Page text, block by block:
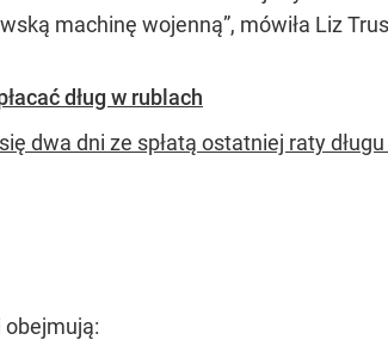
machinę wojenną”, mówiła Liz
dług w rublach
dwa dni ze spłatą ostatniej raty